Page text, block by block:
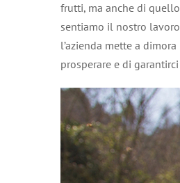
frutti, ma anche di
sentiamo il nostro
l’azienda mette a
prosperare e di